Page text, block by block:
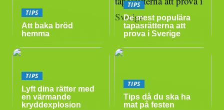
TIPS
Att baka bröd
hemma
TIPS
De mest populära
tapasrätterna att
prova i Sverige
TIPS
Lyft dina rätter med
en värmande
kryddexplosion
TIPS
Tips då du ska ha
mat på festen